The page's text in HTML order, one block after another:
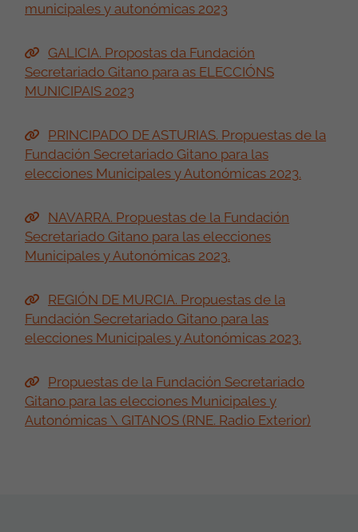
municipales y autonómicas 2023
GALICIA. Propostas da Fundación
Secretariado Gitano para as ELECCIÓNS
MUNICIPAIS 2023
PRINCIPADO DE ASTURIAS. Propuestas de la
Fundación Secretariado Gitano para las
elecciones Municipales y Autonómicas 2023.
NAVARRA. Propuestas de la Fundación
Secretariado Gitano para las elecciones
Municipales y Autonómicas 2023.
REGIÓN DE MURCIA. Propuestas de la
Fundación Secretariado Gitano para las
elecciones Municipales y Autonómicas 2023.
Propuestas de la Fundación Secretariado
Gitano para las elecciones Municipales y
Autonómicas \ GITANOS (RNE. Radio Exterior)